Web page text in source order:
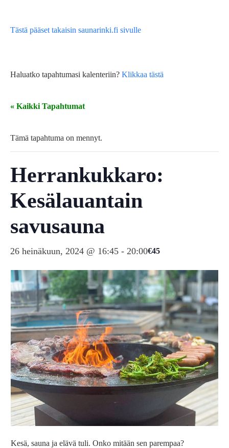
Tästä pääset takaisin saunarinki.fi sivulle
Haluatko tapahtumasi kalenteriin? Klikkaa tästä
« Kaikki Tapahtumat
Tämä tapahtuma on mennyt.
Herrankukkaro:
Kesälauantain
savusauna
26 heinäkuun, 2024 @ 16:45 - 20:00€45
Kesä, sauna ja elävä tuli. Onko mitään sen parempaa?